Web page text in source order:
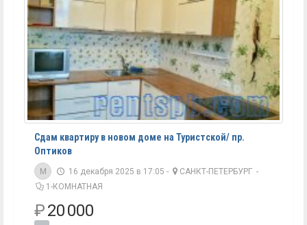
Сдам квартиру в новом доме на Туристской/ пр.
Оптиков
M 16 декабря 2025 в 17:05 - САНКТ-ПЕТЕРБУРГ -
1-КОМНАТНАЯ
₽20 000